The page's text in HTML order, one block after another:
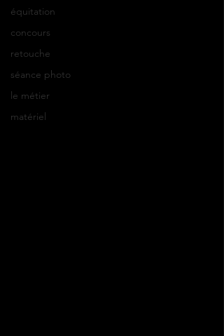
équitation
concours
retouche
séance photo
le métier
matériel